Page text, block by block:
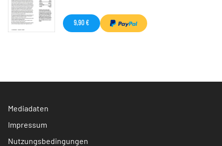
9,90 €
Mediadaten
Impressum
Nutzungsbedingungen